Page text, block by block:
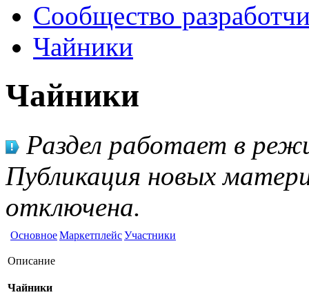
Сообщество
Чайники
Чайники
Раздел работает в
Публикация новых
отключена.
ОсновноеМаркетплейсУчастники
Описание
Чайники